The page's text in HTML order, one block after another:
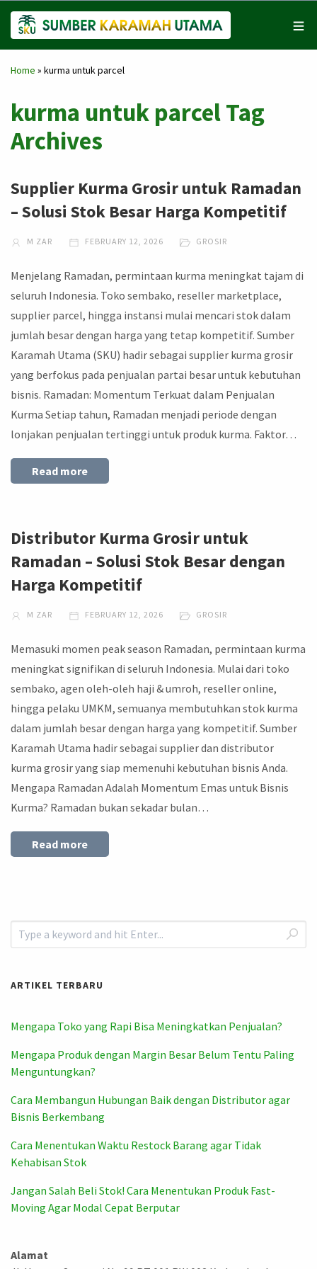
Home » kurma untuk parcel
kurma untuk parcel Tag
Archives
Supplier Kurma Grosir untuk Ramadan
– Solusi Stok Besar Harga Kompetitif
M ZAR FEBRUARY 12, 2026 GROSIR
Menjelang Ramadan, permintaan kurma meningkat tajam di
seluruh Indonesia. Toko sembako, reseller marketplace,
supplier parcel, hingga instansi mulai mencari stok dalam
jumlah besar dengan harga yang tetap kompetitif. Sumber
Karamah Utama (SKU) hadir sebagai supplier kurma grosir
yang berfokus pada penjualan partai besar untuk kebutuhan
bisnis. Ramadan: Momentum Terkuat dalam Penjualan
Kurma Setiap tahun, Ramadan menjadi periode dengan
lonjakan penjualan tertinggi untuk produk kurma. Faktor…
Read more
Distributor Kurma Grosir untuk
Ramadan – Solusi Stok Besar dengan
Harga Kompetitif
M ZAR FEBRUARY 12, 2026 GROSIR
Memasuki momen peak season Ramadan, permintaan kurma
meningkat signifikan di seluruh Indonesia. Mulai dari toko
sembako, agen oleh-oleh haji & umroh, reseller online,
hingga pelaku UMKM, semuanya membutuhkan stok kurma
dalam jumlah besar dengan harga yang kompetitif. Sumber
Karamah Utama hadir sebagai supplier dan distributor
kurma grosir yang siap memenuhi kebutuhan bisnis Anda.
Mengapa Ramadan Adalah Momentum Emas untuk Bisnis
Kurma? Ramadan bukan sekadar bulan…
Read more
ARTIKEL TERBARU
Mengapa Toko yang Rapi Bisa Meningkatkan Penjualan?
Mengapa Produk dengan Margin Besar Belum Tentu Paling
Menguntungkan?
Cara Membangun Hubungan Baik dengan Distributor agar
Bisnis Berkembang
Cara Menentukan Waktu Restock Barang agar Tidak
Kehabisan Stok
Jangan Salah Beli Stok! Cara Menentukan Produk Fast-
Moving Agar Modal Cepat Berputar
Alamat